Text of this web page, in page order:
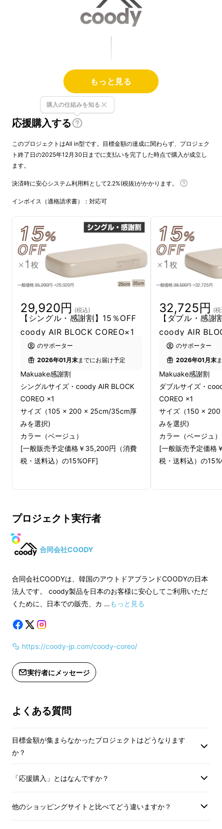
coodyの新世代エアマット「AIR BLOCK
COREO」（エアブロック コレオ）は、
従来比で約36％の軽量化を実現した、驚くほ
ど軽い次世代モデル。
独自開発のCOREO PVC素材と「二層エアチャ
バルブを押すだけで硬さを調整でき、空気の注
コンパクトに収納でき、どこでも上質な睡眠環
COREOの魅力を動画で
もっと見る
応援購入する
購入の仕組みを知る
このプロジェクトはAll in型です。目標金額の達成に関わらず、プロジェク
ト終了日の2025年12月30日までに支払いを完了した時点で購入が成立し
ます。
決済時に安心システム利用料として2.2%(税抜)がかかります。
インボイス（適格請求書）：対応可
29,920円 (税込)
【シングル・感謝割】15％OFF
coody AIR BLOCK COREO×1
のサポーター
2026年01月末までにお届け予定
Makuake感謝割
シングルサイズ・coody AIR BLOCK
COREO ×1
サイズ（105 × 200 × 25cm/35cm厚
みを選択)
カラー（ベージュ）
[一般販売予定価格￥35,200円（消費
税・送料込）の15%OFF]
価格より下がる可能性もございます。
※ご注文状況、使用部材の供給状況、
製造工程上の都合等により出荷時期が
り
（適格請求書発行事業者登録番号の記
載のあるインボイスが必要な場合は、
Makuakeメッセージにて実行者に直接
32,725円 (
【ダブル・感謝
coody AIR
のサポーター
2026年01月末
Makuake感謝割
ダブルサイズ・
COREO ×1
サイズ（150 ×
みを選択)
カラー（ベージュ）
[一般販売予定価格
税・送料込）の
り
（適格請求書発行
プロジェクト実行者
合同会社COODY
合同会社COODYは、韓国のアウトドアブランドCOODYの日本
法人です。 coody製品を日本のお客様に安心してご利用いただ
くために、日本での販売、カ …もっと見る
https://coody-jp.com/coody-coreo/
実行者にメッセージ
よくある質問
目標金額が集まらなかったプロジェクトはどうなります
か？
「応援購入」とはなんですか？
他のショッピングサイトと比べてどう違いますか？